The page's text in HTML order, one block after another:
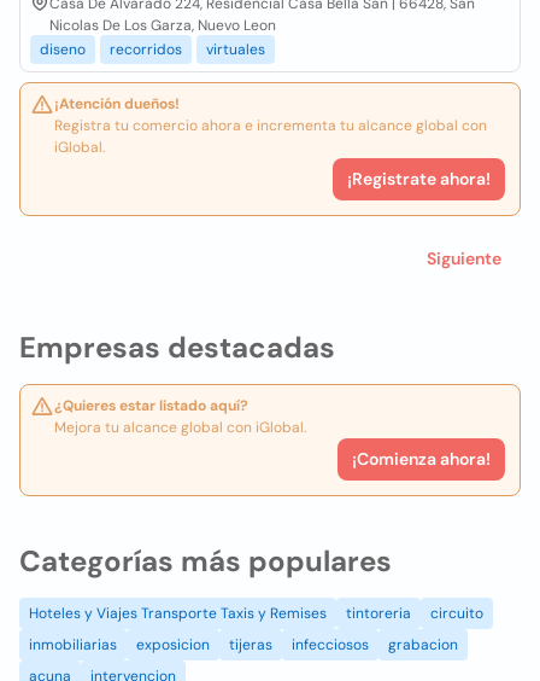
Empresas destacadas
¿Quieres estar listado aquí?
Mejora tu alcance global con iGlobal.
¡Comienza ahora!
Nicolas De Los Garza, Nuevo Leon
diseno
recorridos virtuales
¡Atención dueños!
Registra tu comercio ahora e incrementa tu alcance global con
iGlobal.
¡Registrate ahora!
Siguiente
Categorías más populares
Hoteles y Viajes Transporte Taxis y Remises tintoreria
circuito
inmobiliarias
exposicion tijeras infecciosos
grabacion
acuna
intervencion